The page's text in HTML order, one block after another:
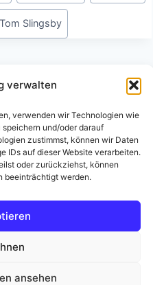
verwalten
verwenden wir Technologien wie
und/oder darauf
zustimmst, können wir Daten
IDs auf dieser Website verarbeiten.
oder zurückziehst, können
beeinträchtigt werden.
ansehen
Slingsby
WEITER
Highlights vom ersten
Tag – Bermuda